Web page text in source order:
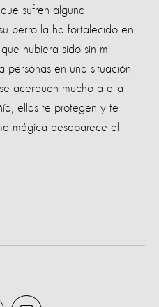
sufren alguna
perro la ha fortalecido en
hubiera sido sin mi
personas en una situación
acerquen mucho a ella
ellas te protegen y te
mágica desaparece el